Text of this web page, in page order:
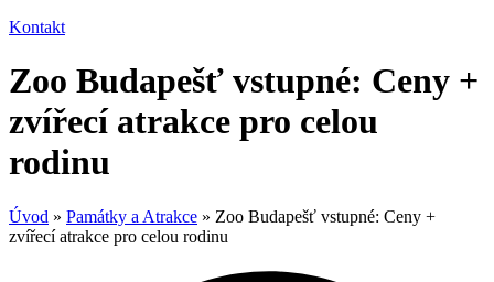
Kontakt
Zoo Budapešť vstupné: Ceny +
zvířecí atrakce pro celou
rodinu
Úvod » Památky a Atrakce » Zoo Budapešť vstupné: Ceny +
zvířecí atrakce pro celou rodinu